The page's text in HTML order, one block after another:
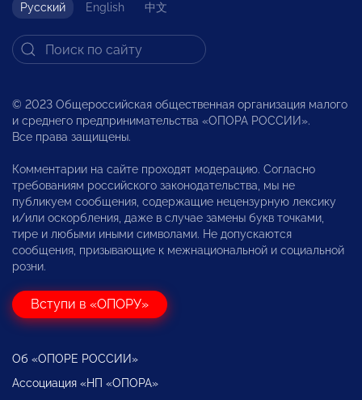
Русский English 中文
© 2023 Общероссийская общественная организация малого
и среднего предпринимательства «ОПОРА РОССИИ».
Все права защищены.
Комментарии на сайте проходят модерацию. Согласно
требованиям российского законодательства, мы не
публикуем сообщения, содержащие нецензурную лексику
и/или оскорбления, даже в случае замены букв точками,
тире и любыми иными символами. Не допускаются
сообщения, призывающие к межнациональной и социальной
розни.
Вступи в «ОПОРУ»
Об «ОПОРЕ РОССИИ»
Ассоциация «НП «ОПОРА»